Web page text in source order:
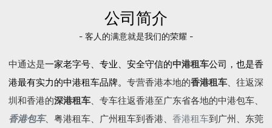
公司简介
- 客人的满意就是我们的荣耀 -
中通达是一家老字号、专业、安全守信的中港租车公司，也是香
港最有实力的中港租车品牌。 专营香港本地的香港租车、往返深
圳和香港的深港租车、专车往返香港至广东省各地的中港包车、
香港包车、 粤港租车、广州租车到香港、 香港租车到广州、东莞